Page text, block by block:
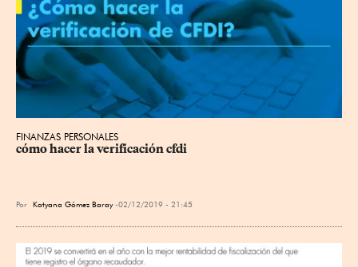
FINANZAS PERSONALES
cómo hacer la verificación cfdi
Por Katyana Gómez Baray 02/12/2019 - 21:45